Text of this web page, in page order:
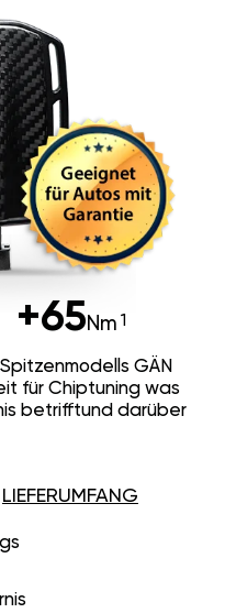
+65Nm
GÄN
für Chiptuning was
betrifftund darüber
LIEFERUMFANG